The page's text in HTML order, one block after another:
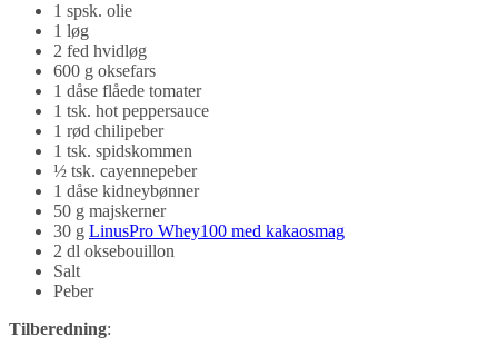
1 spsk. olie
1 løg
2 fed hvidløg
600 g oksefars
1 dåse flåede tomater
1 tsk. hot peppersauce
1 rød chilipeber
1 tsk. spidskommen
½ tsk. cayennepeber
1 dåse kidneybønner
50 g majskerner
30 g LinusPro Whey100 med kakaosmag
2 dl oksebouillon
Salt
Peber
Tilberedning: